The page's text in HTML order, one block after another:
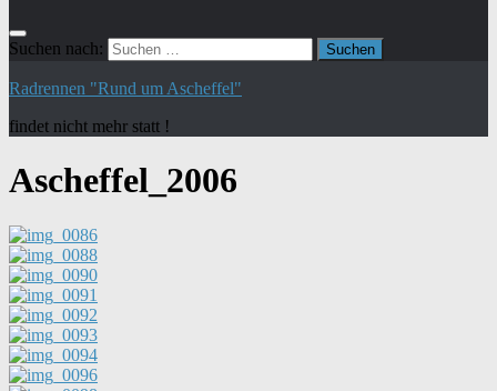
Suchen nach:
Radrennen "Rund um Ascheffel"
findet nicht mehr statt !
Ascheffel_2006